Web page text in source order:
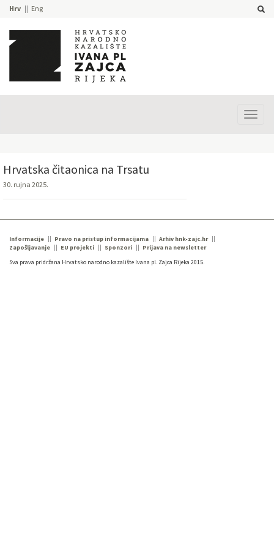
Hrv Eng
Hrvatska čitaonica na Trsatu
30. rujna 2025.
Informacije Pravo na pristup informacijama
Arhiv hnk-zajc.hr
Zapošljavanje
EU projekti Sponzori
Prijava na newsletter
Sva prava pridržana Hrvatsko narodno kazalište Ivana pl. Zajca Rijeka 2015.